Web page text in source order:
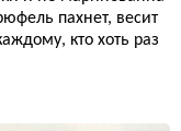
пахнет, весит
кто хоть раз